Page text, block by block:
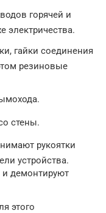
горячей и
электричества.
гайки соединения
резиновые
стены.
рукоятки
устройства.
демонтируют
этого